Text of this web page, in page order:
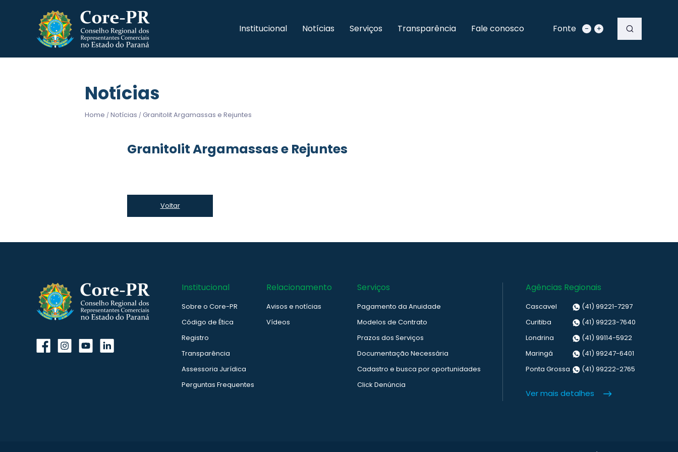
Institucional Notícias Serviços Transparência Fale conosco Fonte - +
Notícias
Home / Notícias / Granitolit Argamassas e Rejuntes
Granitolit Argamassas e Rejuntes
Voltar
Institucional
Sobre o Core-PR
Código de Ética
Registro
Transparência
Assessoria Jurídica
Perguntas Frequentes
Relacionamento
Avisos e notícias
Vídeos
Serviços
Pagamento da Anuidade
Modelos de Contrato
Prazos dos Serviços
Documentação Necessária
Cadastro e busca por oportunidades
Click Denúncia
Agências Regionais
Cascavel
(41) 99221-7297
Curitiba
(41) 99223-7640
Londrina
(41) 99114-5922
Maringá
(41) 99247-6401
Ponta Grossa
(41) 99222-2765
Ver mais detalhes